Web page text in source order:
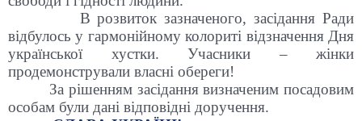
В розвиток зазначеного, засідання Ради
відбулось у гармонійному колориті відзначення Дня
української хустки. Учасники – жінки
продемонстрували власні обереги!
За рішенням засідання визначеним посадовим
особам були дані відповідні доручення.